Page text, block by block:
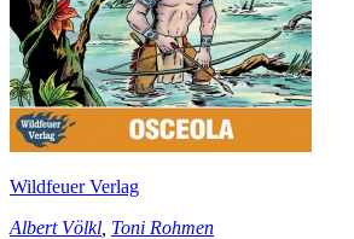
Wildfeuer Verlag
Albert Völkl Toni Rohmen